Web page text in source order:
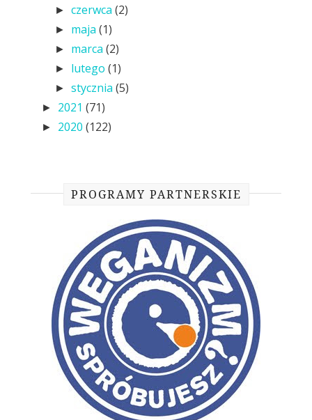
►czerwca(2)
► maja(1)
► marca(2)
► lutego(1)
►stycznia(5)
► 2021 (71)
► 2020 (122)
PROGRAMY PARTNERSKIE